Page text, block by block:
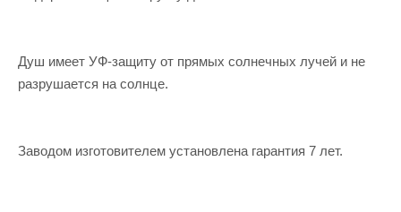
Душ имеет УФ-защиту от прямых солнечных лучей и не
разрушается на солнце.
Заводом изготовителем установлена гарантия 7 лет.